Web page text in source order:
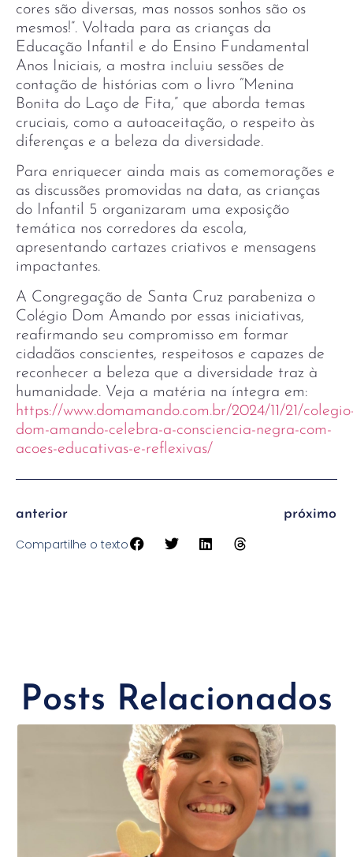
cores são diversas, mas nossos sonhos são os
mesmos!”. Voltada para as crianças da
Educação Infantil e do Ensino Fundamental
Anos Iniciais, a mostra incluiu sessões de
contação de histórias com o livro “Menina
Bonita do Laço de Fita,” que aborda temas
cruciais, como a autoaceitação, o respeito às
diferenças e a beleza da diversidade.
Para enriquecer ainda mais as comemorações e
as discussões promovidas na data, as crianças
do Infantil 5 organizaram uma exposição
temática nos corredores da escola,
apresentando cartazes criativos e mensagens
impactantes.
A Congregação de Santa Cruz parabeniza o
Colégio Dom Amando por essas iniciativas,
reafirmando seu compromisso em formar
cidadãos conscientes, respeitosos e capazes de
reconhecer a beleza que a diversidade traz à
humanidade. Veja a matéria na íntegra em:
https://www.domamando.com.br/2024/11/21/
dom-amando-celebra-a-consciencia-negra-com-
acoes-educativas-e-reflexivas/
anterior próximo
Compartilhe o texto
Posts Relacionados